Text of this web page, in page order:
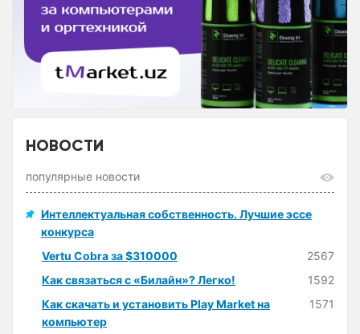
НОВОСТИ
популярные новости
Интеллектуальная собственность. Лучшие эссе
конкурса
Vertu Cobra за $310000
2567
Как связаться с «Билайн»? Легко!
1592
Как скачать и установить Play Market на
компьютер
1571